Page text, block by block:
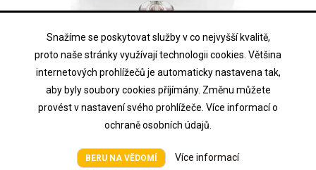
Snažíme se poskytovat služby v co nejvyšší kvalitě,
proto naše stránky využívají technologii cookies. Většina
internetových prohlížečů je automaticky nastavena tak,
aby byly soubory cookies příjímány. Změnu můžete
provést v nastavení svého prohlížeče. Více informací o
ochraně osobních údajů.
BERU NA VĚDOMÍ Více informací
ES2010WE
Adresovatelná siréna bílá
Cena